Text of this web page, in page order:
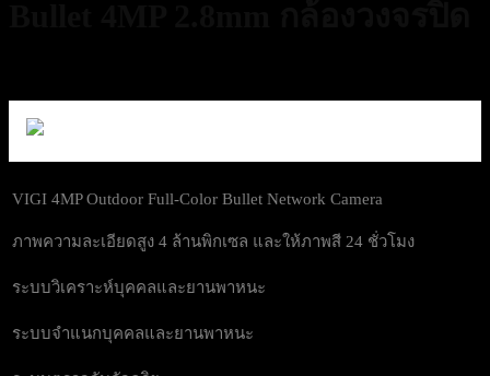
VIGI 4MP Outdoor Full-Color Bullet Network Camera
ภาพความละเอียดสูง 4 ล้านพิกเซล และให้ภาพสี 24 ชั่วโมง
ระบบวิเคราะห์บุคคลและยานพาหนะ
ระบบจำแนกบุคคลและยานพาหนะ